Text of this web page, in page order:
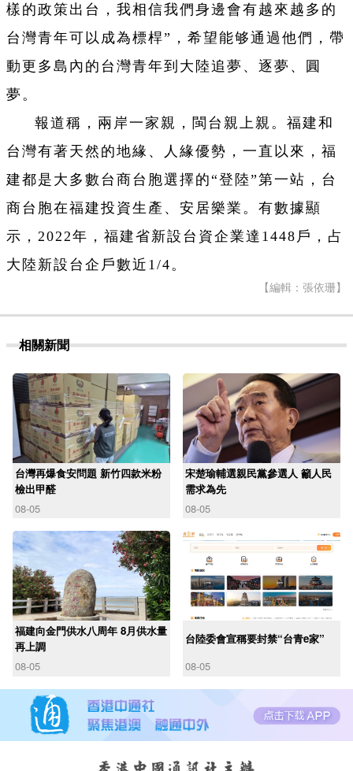
樣的政策出台，我相信我們身邊會有越來越多的
台灣青年可以成為標桿”，希望能够通過他們，帶
動更多島內的台灣青年到大陸追夢、逐夢、圓
夢。
報道稱，兩岸一家親，閩台親上親。福建和
台灣有著天然的地緣、人緣優勢，一直以來，福
建都是大多數台商台胞選擇的“登陸”第一站，台
商台胞在福建投資生產、安居樂業。有數據顯
示，2022年，福建省新設台資企業達1448戶，占
大陸新設台企戶數近1/4。
【編輯：張依珊】
相關新聞
台灣再爆食安問題 新竹四款米粉
檢出甲醛
08-05
宋楚瑜輔選親民黨參選人 籲人民
需求為先
08-05
福建向金門供水八周年 8月供水量
再上調
08-05
台陸委會宣稱要封禁“台青e家”
08-05